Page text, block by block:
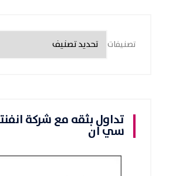
تصنيفات
تداول بثقه مع شركة
سي ان